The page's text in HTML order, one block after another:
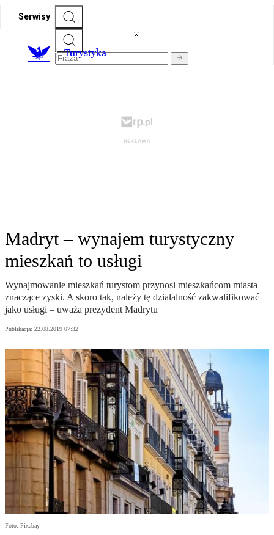
Serwisy
Turystyka
Madryt – wynajem turystyczny
mieszkań to usługi
Wynajmowanie mieszkań turystom przynosi mieszkańcom miasta
znaczące zyski. A skoro tak, należy tę działalność zakwalifikować
jako usługi – uważa prezydent Madrytu
Publikacja: 22.08.2019 07:32
Foto: Pixabay